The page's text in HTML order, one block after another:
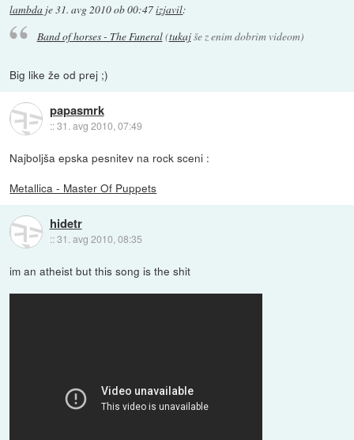
lambda je31. avg 2010 ob 00:47izjavil:
Band of horses - The Funeral(tukajše z enim dobrim videom)
Big like že od prej ;)
papasmrk
::31. avg 2010, 07:49
Najboljša epska pesnitev na rock sceni :
Metallica - Master Of Puppets
hidetr
::31. avg 2010, 08:35
im an atheist but this song is the shit